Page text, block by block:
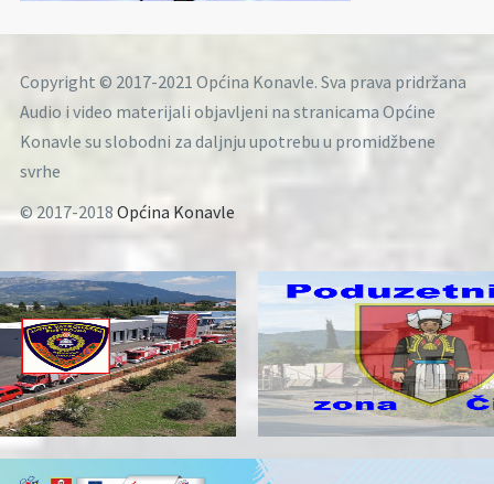
Copyright © 2017-2021 Općina Konavle. Sva prava pridržana
Audio i video materijali objavljeni na stranicama Općine
Konavle su slobodni za daljnju upotrebu u promidžbene
svrhe
© 2017-2018 Općina Konavle